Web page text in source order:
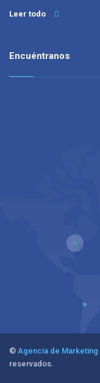
Leer todo
Encuéntranos
© Agencia de Marketing
reservados.